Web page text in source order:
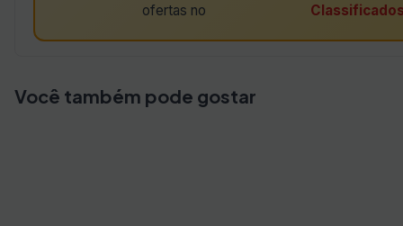
ofertas no
Você também pode gostar